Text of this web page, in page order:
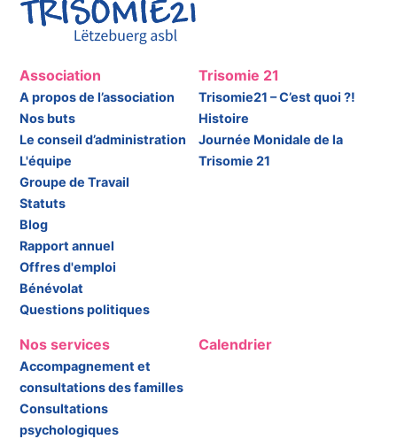
Association
A propos de l’association
Nos buts
Le conseil d’administration
L'équipe
Groupe de Travail
Statuts
Blog
Rapport annuel
Offres d'emploi
Bénévolat
Questions politiques
Trisomie 21
Trisomie21 – C’est quoi ?!
Histoire
Journée Monidale de la
Trisomie 21
Nos services
Accompagnement et
consultations des familles
Consultations
psychologiques
Calendrier